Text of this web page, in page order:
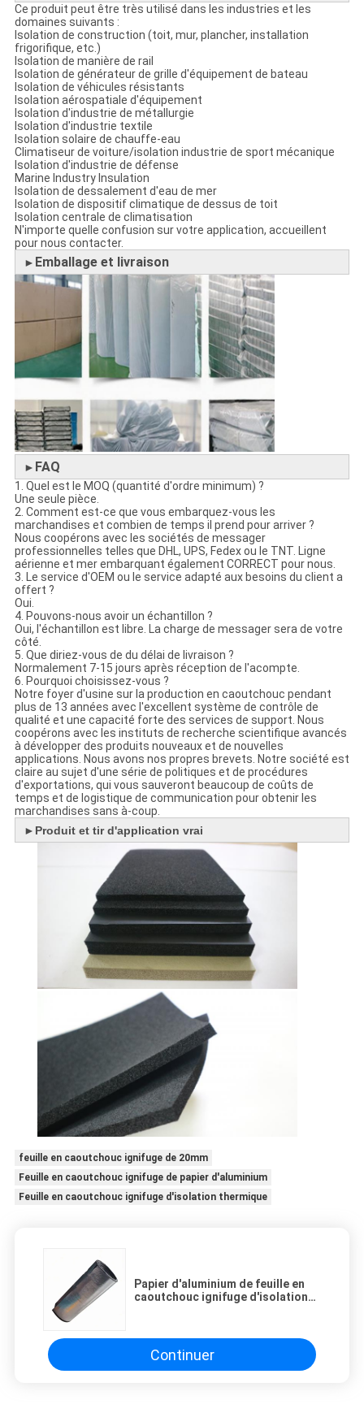
Ce produit peut être très utilisé dans les industries et les
domaines suivants :
Isolation de construction (toit, mur, plancher, installation
frigorifique, etc.)
Isolation de manière de rail
Isolation de générateur de grille d'équipement de bateau
Isolation de véhicules résistants
Isolation aérospatiale d'équipement
Isolation d'industrie de métallurgie
Isolation d'industrie textile
Isolation solaire de chauffe-eau
Climatiseur de voiture/isolation industrie de sport mécanique
Isolation d'industrie de défense
Marine Industry Insulation
Isolation de dessalement d'eau de mer
Isolation de dispositif climatique de dessus de toit
Isolation centrale de climatisation
N'importe quelle confusion sur votre application, accueillent
pour nous contacter.
► Emballage et livraison
► FAQ
1. Quel est le MOQ (quantité d'ordre minimum) ?
Une seule pièce.
2. Comment est-ce que vous embarquez-vous les
marchandises et combien de temps il prend pour arriver ?
Nous coopérons avec les sociétés de messager
professionnelles telles que DHL, UPS, Fedex ou le TNT. Ligne
aérienne et mer embarquant également CORRECT pour nous.
3. Le service d'OEM ou le service adapté aux besoins du client a
offert ?
Oui.
4. Pouvons-nous avoir un échantillon ?
Oui, l'échantillon est libre. La charge de messager sera de votre
côté.
5. Que diriez-vous de du délai de livraison ?
Normalement 7-15 jours après réception de l'acompte.
6. Pourquoi choisissez-vous ?
Notre foyer d'usine sur la production en caoutchouc pendant
plus de 13 années avec l'excellent système de contrôle de
qualité et une capacité forte des services de support. Nous
coopérons avec les instituts de recherche scientifique avancés
à développer des produits nouveaux et de nouvelles
applications. Nous avons nos propres brevets. Notre société est
claire au sujet d'une série de politiques et de procédures
d'exportations, qui vous sauveront beaucoup de coûts de
temps et de logistique de communication pour obtenir les
marchandises sans à-coup.
► Produit et tir d'application vrai
feuille en caoutchouc ignifuge de 20mm
Feuille en caoutchouc ignifuge de papier d'aluminium
Feuille en caoutchouc ignifuge d'isolation thermique
Papier d'aluminium de feuille en
caoutchouc ignifuge d'isolation
Continuer